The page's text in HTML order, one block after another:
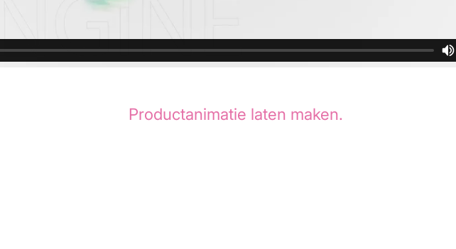
Productanimatie laten maken.